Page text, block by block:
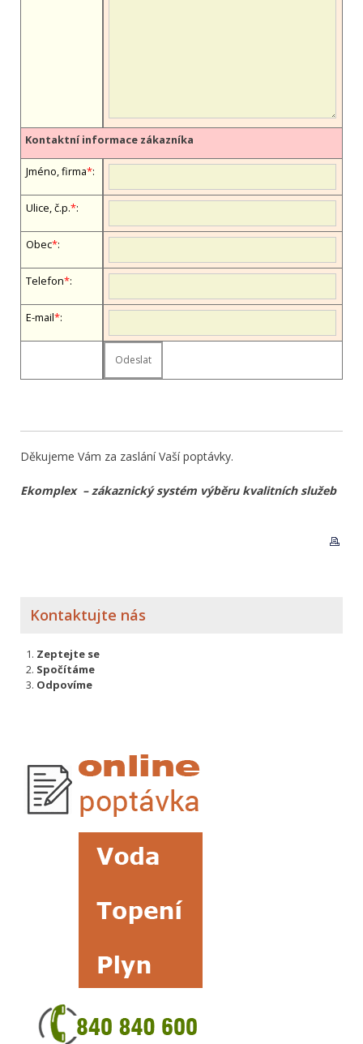
Kontaktní informace zákazníka
Jméno, firma*:
Ulice, č.p.*:
Obec*:
Telefon*:
E-mail*:
Děkujeme Vám za zaslání Vaší poptávky.
Ekomplex – zákaznický systém výběru kvalitních služeb
Kontaktujte nás
Zeptejte se
Spočítáme
Odpovíme